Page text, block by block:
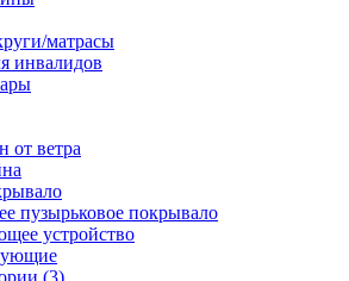
матрасы
инвалидов
от ветра
пузырьковое покрывало
устройство
(3)